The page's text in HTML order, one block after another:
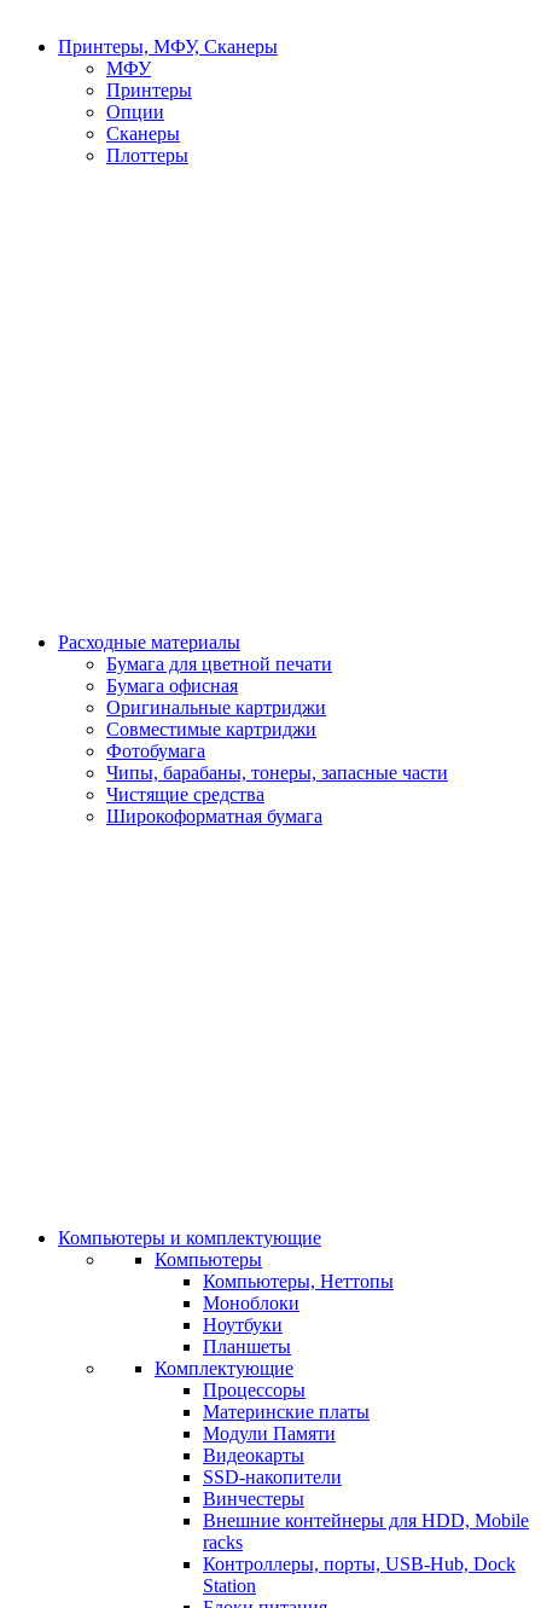
Принтеры, МФУ, Сканеры
МФУ
Принтеры
Опции
Сканеры
Плоттеры
Расходные материалы
Бумага для цветной печати
Бумага офисная
Оригинальные картриджи
Совместимые картриджи
Фотобумага
Чипы, барабаны, тонеры, запасные части
Чистящие средства
Широкоформатная бумага
Компьютеры и комплектующие
Компьютеры
Компьютеры, Неттопы
Моноблоки
Ноутбуки
Планшеты
Комплектующие
Процессоры
Материнские платы
Модули Памяти
Видеокарты
SSD-накопители
Винчестеры
Внешние контейнеры для HDD, Mobile
racks
Контроллеры, порты, USB-Hub, Dock
Station